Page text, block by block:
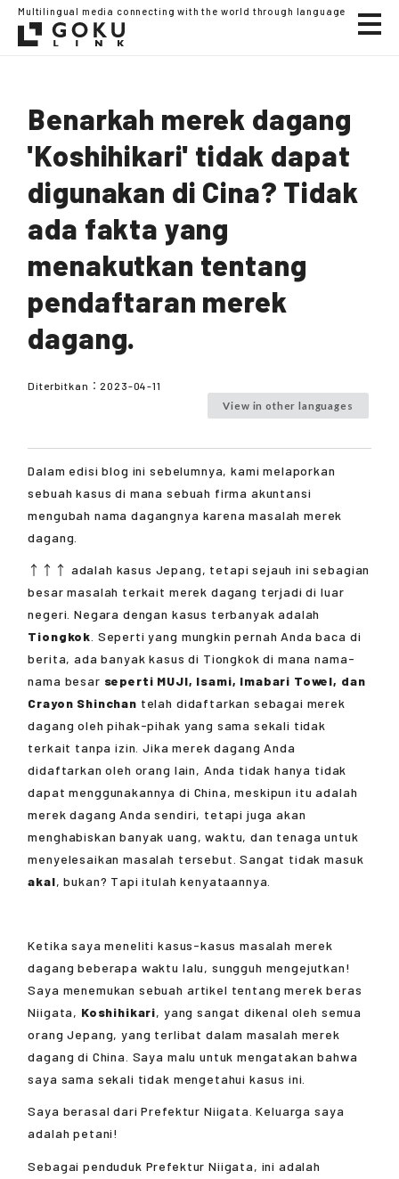
Multilingual media connecting with the world through language
Benarkah merek dagang
'Koshihikari' tidak dapat
digunakan di Cina? Tidak
ada fakta yang
menakutkan tentang
pendaftaran merek
dagang.
Diterbitkan： 2023-04-11
View in other languages
Dalam edisi blog ini sebelumnya, kami melaporkan
sebuah kasus di mana sebuah firma akuntansi
mengubah nama dagangnya karena masalah merek
dagang.
↑↑↑ adalah kasus Jepang, tetapi sejauh ini sebagian
besar masalah terkait merek dagang terjadi di luar
negeri. Negara dengan kasus terbanyak adalah
Tiongkok . Seperti yang mungkin pernah Anda baca di
berita, ada banyak kasus di Tiongkok di mana nama-
nama besar seperti MUJI, Isami, Imabari Towel, dan
Crayon Shinchan telah didaftarkan sebagai merek
dagang oleh pihak-pihak yang sama sekali tidak
terkait tanpa izin. Jika merek dagang Anda
didaftarkan oleh orang lain, Anda tidak hanya tidak
dapat menggunakannya di China, meskipun itu adalah
merek dagang Anda sendiri, tetapi juga akan
menghabiskan banyak uang, waktu, dan tenaga untuk
menyelesaikan masalah tersebut. Sangat tidak masuk
akal, bukan? Tapi itulah kenyataannya.
Ketika saya meneliti kasus-kasus masalah merek
dagang beberapa waktu lalu, sungguh mengejutkan!
Saya menemukan sebuah artikel tentang merek beras
Niigata, Koshihikari, yang sangat dikenal oleh semua
orang Jepang, yang terlibat dalam masalah merek
dagang di China. Saya malu untuk mengatakan bahwa
saya sama sekali tidak mengetahui kasus ini.
Saya berasal dari Prefektur Niigata. Keluarga saya
adalah petani!
Sebagai penduduk Prefektur Niigata, ini adalah